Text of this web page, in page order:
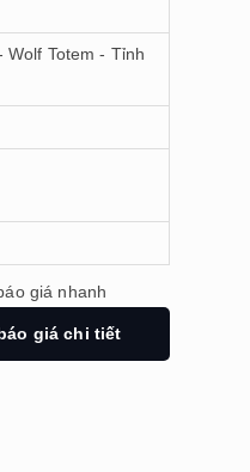
Totem - Tỉnh
giá nhanh
giá chi tiết